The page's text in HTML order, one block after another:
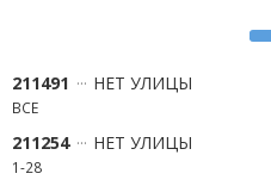
211491 НЕТ УЛИЦЫ
ВСЕ
211254 НЕТ УЛИЦЫ
1-28